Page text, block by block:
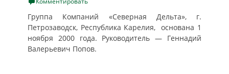
Группа Компаний «Северная Дельта», г.
Петрозаводск, Республика Карелия, основана 1
ноября 2000 года. Руководитель — Геннадий
Валерьевич Попов.